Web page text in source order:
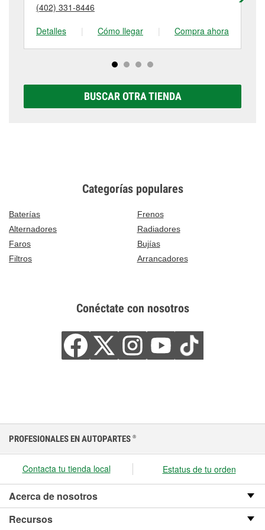
tienda #296 para obtener más información.
(402) 331-8446
Detalles
| Cómo llegar | Compra ahora
BUSCAR OTRA TIENDA
Categorías populares
Baterías
Frenos
Alternadores
Radiadores
Faros
Bujías
Filtros
Arrancadores
Conéctate con nosotros
PROFESIONALES EN AUTOPARTES ®
Contacta tu tienda local Estatus de tu orden
Acerca de nosotros
Recursos